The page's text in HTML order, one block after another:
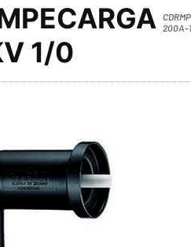
1/0
200A-